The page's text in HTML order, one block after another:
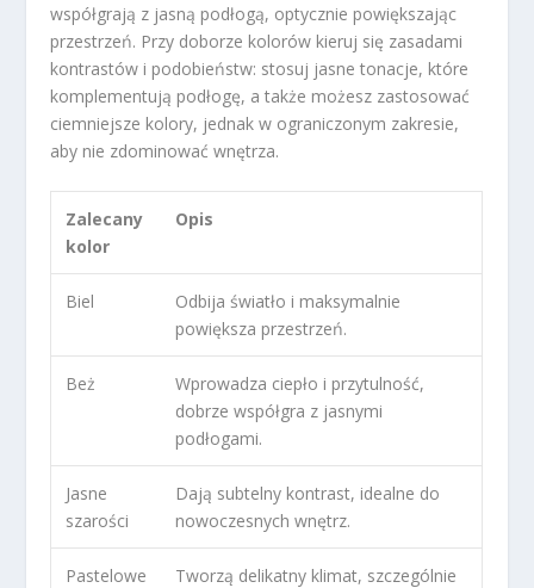
współgrają z jasną podłogą, optycznie powiększając
przestrzeń. Przy doborze kolorów kieruj się zasadami
kontrastów i podobieństw: stosuj jasne tonacje, które
komplementują podłogę, a także możesz zastosować
ciemniejsze kolory, jednak w ograniczonym zakresie,
aby nie zdominować wnętrza.
Zalecany
kolor
Opis
Biel
Odbija światło i maksymalnie
powiększa przestrzeń.
Beż
Wprowadza ciepło i przytulność,
dobrze współgra z jasnymi
podłogami.
Jasne
szarości
Dają subtelny kontrast, idealne do
nowoczesnych wnętrz.
Pastelowe
Tworzą delikatny klimat, szczególnie